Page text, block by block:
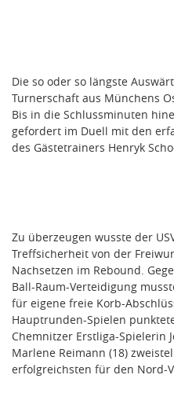
Die so oder so längste
Turnerschaft aus Münchens
Bis in die Schlussminuten
gefordert im Duell mit den
des Gästetrainers Henryk
Zu überzeugen wusste der
Treffsicherheit von der
Nachsetzen im Rebound.
Ball-Raum-Verteidigung
für eigene freie Korb-
Hauptrunden-Spielen
Chemnitzer Erstliga-Spielerin
Marlene Reimann (18)
erfolgreichsten für den Nord-